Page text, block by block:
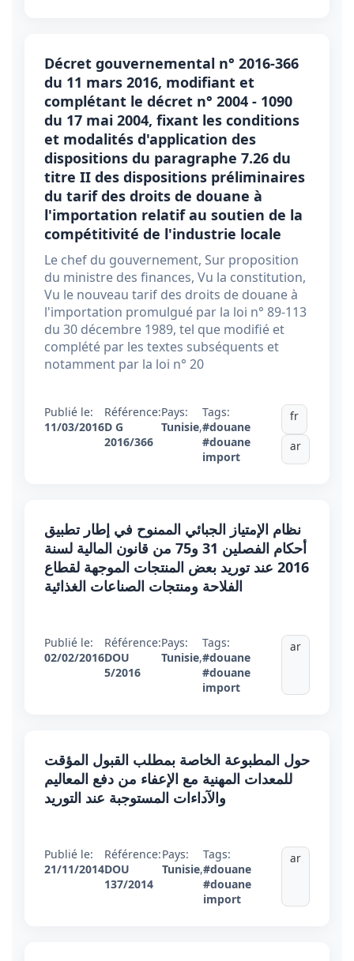
Décret gouvernemental n° 2016-366
du 11 mars 2016, modifiant et
complétant le décret n° 2004 - 1090
du 17 mai 2004, fixant les conditions
et modalités d'application des
dispositions du paragraphe 7.26 du
titre II des dispositions préliminaires
du tarif des droits de douane à
l'importation relatif au soutien de la
compétitivité de l'industrie locale
Le chef du gouvernement, Sur proposition
du ministre des finances, Vu la constitution,
Vu le nouveau tarif des droits de douane à
l'importation promulgué par la loi n° 89-113
du 30 décembre 1989, tel que modifié et
complété par les textes subséquents et
notamment par la loi n° 20
Publié le:
11/03/2016
Référence:
D G
2016/366
Pays:
Tunisie,
Tags:
#douane
#douane
import
fr
ar
نظام الإمتياز الجبائي الممنوح في إطار تطبيق
أحكام الفصلين 31 و75 من قانون المالية لسنة
2016 عند توريد بعض المنتجات الموجهة لقطاع
الفلاحة ومنتجات الصناعات الغذائية
Publié le:
02/02/2016
Référence:
DOU
5/2016
Pays:
Tunisie,
Tags:
#douane
#douane
import
ar
حول المطبوعة الخاصة بمطلب القبول المؤقت
للمعدات المهنية مع الإعفاء من دفع المعاليم
والآداءات المستوجبة عند التوريد
Publié le:
21/11/2014
Référence:
DOU
137/2014
Pays:
Tunisie,
Tags:
#douane
#douane
import
ar